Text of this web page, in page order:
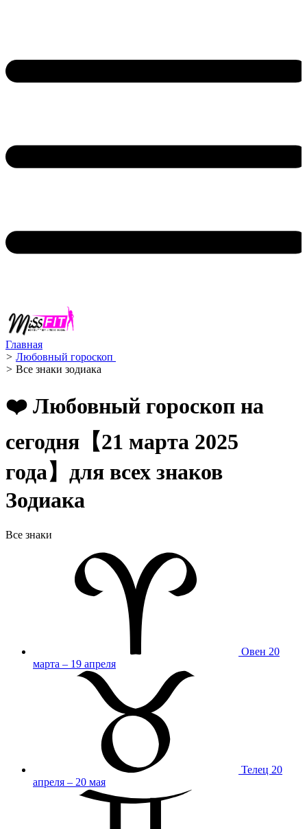
Главная
> Любовный гороскоп ️
> Все знаки зодиака
❤️ Любовный гороскоп на
сегодня【21 марта 2025
года】для всех знаков
Зодиака
Все знаки
Овен 20
марта – 19 апреля
Телец 20
апреля – 20 мая